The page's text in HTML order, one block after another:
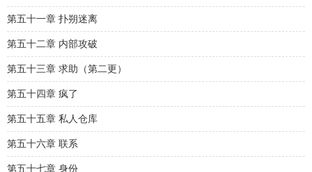
第五十一章 扑朔迷离
第五十二章 内部攻破
第五十三章 求助（第二更）
第五十四章 疯了
第五十五章 私人仓库
第五十六章 联系
第五十七章 身份